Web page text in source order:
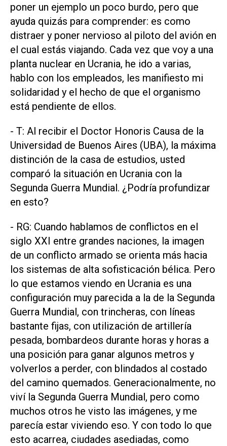
poner un ejemplo un poco burdo, pero que
ayuda quizás para comprender: es como
distraer y poner nervioso al piloto del avión en
el cual estás viajando. Cada vez que voy a una
planta nuclear en Ucrania, he ido a varias,
hablo con los empleados, les manifiesto mi
solidaridad y el hecho de que el organismo
está pendiente de ellos.
- T: Al recibir el Doctor Honoris Causa de la
Universidad de Buenos Aires (UBA), la máxima
distinción de la casa de estudios, usted
comparó la situación en Ucrania con la
Segunda Guerra Mundial. ¿Podría profundizar
en esto?
- RG: Cuando hablamos de conflictos en el
siglo XXI entre grandes naciones, la imagen
de un conflicto armado se orienta más hacia
los sistemas de alta sofisticación bélica. Pero
lo que estamos viendo en Ucrania es una
configuración muy parecida a la de la Segunda
Guerra Mundial, con trincheras, con líneas
bastante fijas, con utilización de artillería
pesada, bombardeos durante horas y horas a
una posición para ganar algunos metros y
volverlos a perder, con blindados al costado
del camino quemados. Generacionalmente, no
viví la Segunda Guerra Mundial, pero como
muchos otros he visto las imágenes, y me
parecía estar viviendo eso. Y con todo lo que
esto acarrea, ciudades asediadas, como